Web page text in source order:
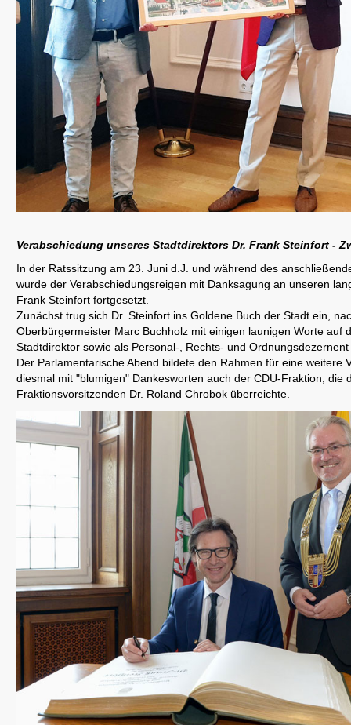
Verabschiedung unseres Stadtdirektors Dr. Frank Steinfort -
In der Ratssitzung am 23. Juni d.J. und während des
wurde der Verabschiedungsreigen mit Danksagung an unseren
Frank Steinfort fortgesetzt.
Zunächst trug sich Dr. Steinfort ins Goldene Buch der Stadt ein,
Oberbürgermeister Marc Buchholz mit einigen launigen Worte auf
Stadtdirektor sowie als Personal-, Rechts- und
Der Parlamentarische Abend bildete den Rahmen für eine weitere
diesmal mit "blumigen" Dankesworten auch der CDU-Fraktion, die
Fraktionsvorsitzenden Dr. Roland Chrobok überreichte.